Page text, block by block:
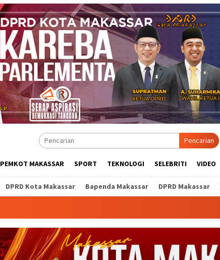
Pencarian
PEMKOT MAKASSAR SPORT TEKNOLOGI SELEBRITI VIDEO
DPRD Kota Makassar Bapenda Makassar DPRD Makassar